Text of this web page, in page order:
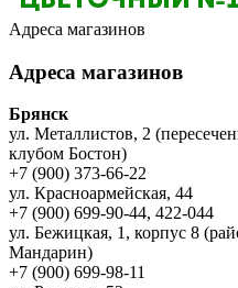
Адреса магазинов
Адреса магазинов
Брянск
ул. Металлистов, 2
клубом Бостон)
+7 (900) 373-66-22
ул. Красноармейская, 44
+7 (900) 699-90-44, 422-044
ул. Бежицкая, 1, корпус 8
Мандарин)
+7 (900) 699-98-11